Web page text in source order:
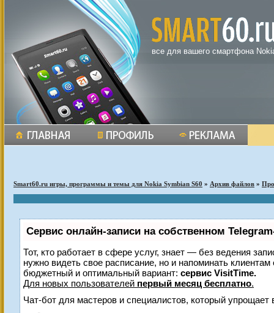
все для вашего смартфона
Smart60.ru игры, программы и темы для Nokia Symbian S60 » Архив файлов »
Сервис онлайн-записи на собственном
Тот, кто работает в сфере услуг, знает — без ведения
нужно видеть свое расписание, но и напоминать
бюджетный и оптимальный вариант: сервис VisitTime.
Для новых пользователей первый месяц бесплатно.
Чат-бот для мастеров и специалистов, который упрощает